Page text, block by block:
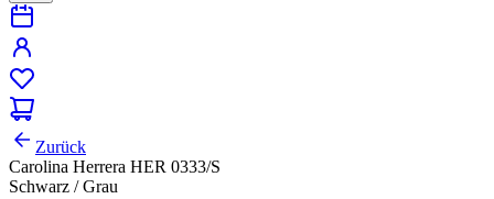
Zurück
Carolina Herrera HER 0333/S
Schwarz / Grau